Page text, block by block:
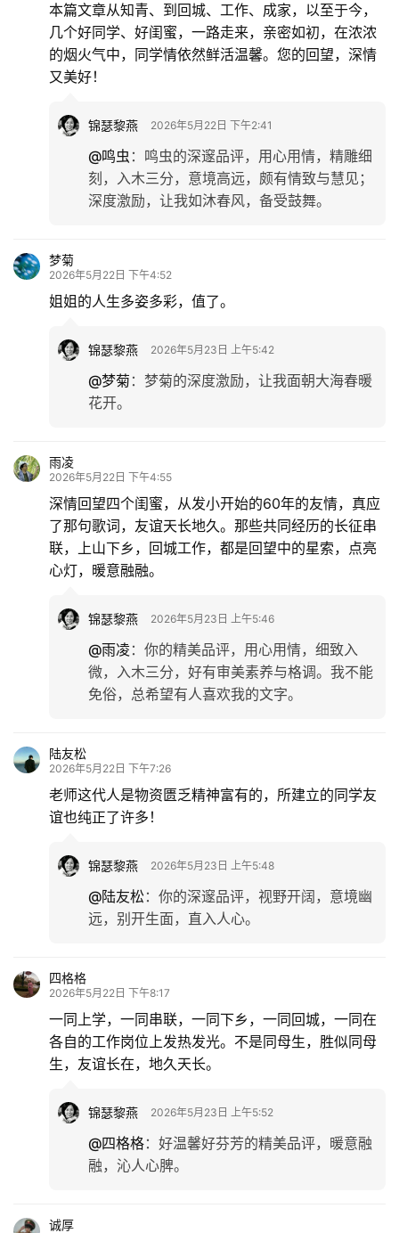
旅
本篇文章从知青、到回城、工作、成家，以至于今，
几个好同学、好闺蜜，一路走来，亲密如初，在浓浓
的烟火气中，同学情依然鲜活温馨。您的回望，深情
又美好！
锦瑟黎燕 2026年5月22日 下午2:41
@鸣虫 ： 鸣虫的深邃品评，用心用情，精雕细
刻，入木三分，意境高远，颇有情致与慧见；
深度激励，让我如沐春风，备受鼓舞。
梦菊
2026年5月22日 下午4:52
姐姐的人生多姿多彩，值了。
锦瑟黎燕 2026年5月23日 上午5:42
@梦菊 ： 梦菊的深度激励，让我面朝大海春暖
花开。
雨凌
2026年5月22日 下午4:55
深情回望四个闺蜜，从发小开始的60年的友情，真应
了那句歌词，友谊天长地久。那些共同经历的长征串
联，上山下乡，回城工作，都是回望中的星索，点亮
心灯，暖意融融。
锦瑟黎燕 2026年5月23日 上午5:46
@雨凌 ： 你的精美品评，用心用情，细致入
微，入木三分，好有审美素养与格调。我不能
免俗，总希望有人喜欢我的文字。
陆友松
2026年5月22日 下午7:26
老师这代人是物资匮乏精神富有的，所建立的同学友
谊也纯正了许多！
锦瑟黎燕 2026年5月23日 上午5:48
@陆友松： 你的深邃品评，视野开阔，意境幽
远，别开生面，直入人心。
四格格
2026年5月22日 下午8:17
一同上学，一同串联，一同下乡，一同回城，一同在
各自的工作岗位上发热发光。不是同母生，胜似同母
生，友谊长在，地久天长。
锦瑟黎燕 2026年5月23日 上午5:52
@四格格： 好温馨好芬芳的精美品评，暖意融
融，沁人心脾。
诚厚